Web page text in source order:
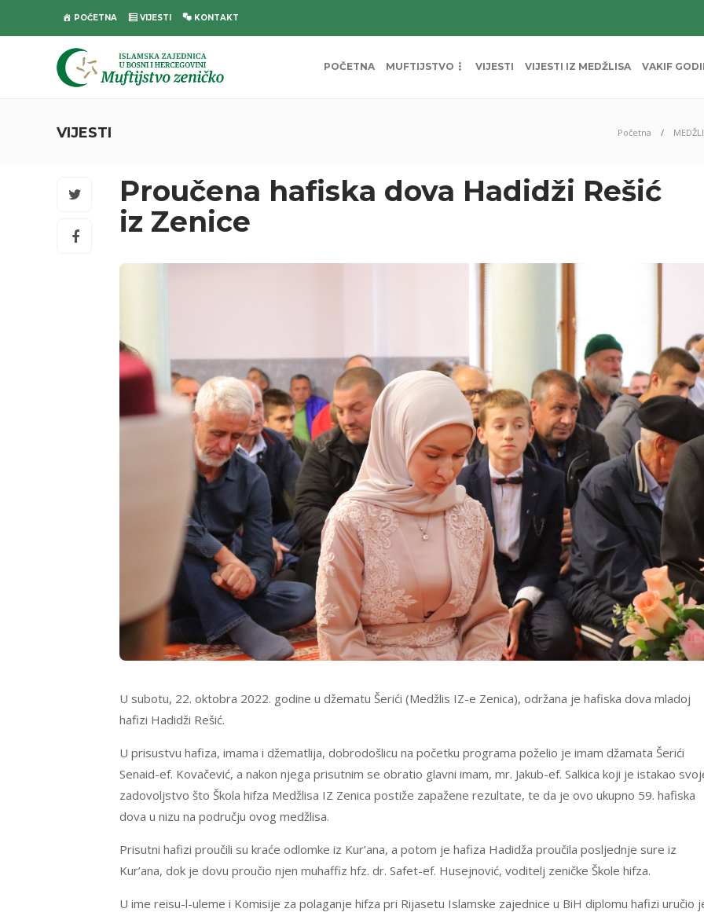
POČETNA VIJESTI KONTAKT
POČETNA MUFTIJSTVO VIJESTI VIJESTI IZ MEDŽLISA VAKIF
VIJESTI Početna
Proučena hafiska dova Hadidži Rešić
iz Zenice
U subotu, 22. oktobra 2022. godine u džematu Šerići (Medžlis IZ-e Zenica), održana je hafiska dova mladoj
hafizi Hadidži Rešić.
U prisustvu hafiza, imama i džematlija, dobrodošlicu na početku programa poželio je imam džamata Šerići
Senaid-ef. Kovačević, a nakon njega prisutnim se obratio glavni imam, mr. Jakub-ef. Salkica koji je istakao
zadovoljstvo što Škola hifza Medžlisa IZ Zenica postiže zapažene rezultate, te da je ovo ukupno 59. hafiska
dova u nizu na području ovog medžlisa.
Prisutni hafizi proučili su kraće odlomke iz Kur’ana, a potom je hafiza Hadidža proučila posljednje sure iz
Kur’ana, dok je dovu proučio njen muhaffiz hfz. dr. Safet-ef. Husejnović, voditelj zeničke Škole hifza.
U ime reisu-l-uleme i Komisije za polaganje hifza pri Rijasetu Islamske zajednice u BiH diplomu hafizi uručio